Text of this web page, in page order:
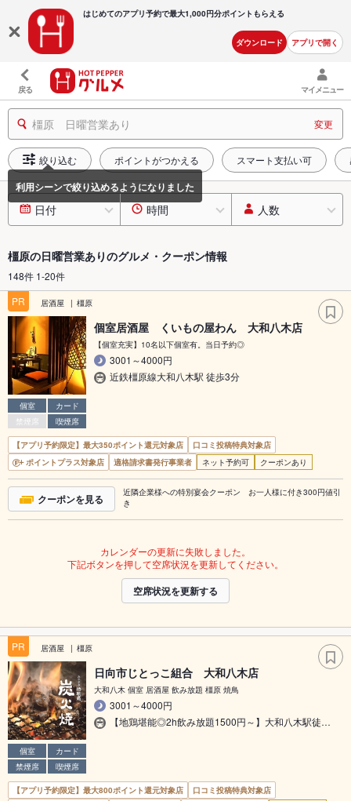
はじめてのアプリ予約で最大1,000円分ポイントもらえる
ダウンロード アプリで開く
戻る マイメニュー
橿原 日曜営業あり 変更
絞り込む ポイントがつかえる スマート支払い可
日付 時間 人数
橿原の日曜営業ありのグルメ・クーポン情報
148件 1-20件
PR
居酒屋 橿原
個室
カード
禁煙席
喫煙席
個室居酒屋 くいもの屋わん 大和八木店
【個室充実】10名以下個室有。当日予約◎
3001～4000円
近鉄橿原線大和八木駅 徒歩3分
【アプリ予約限定】最大350ポイント還元対象店
口コミ投稿特典対象店
ポイントプラス対象店
適格請求書発行事業者 ネット予約可 クーポンあり
クーポンを見る
近隣企業様への特別宴会クーポン お一人様に付き300円値引
き
カレンダーの更新に失敗しました。
下記ボタンを押して空席状況を更新してください。
空席状況を更新する
PR 居酒屋 橿原
個室
カード
禁煙席
喫煙席
日向市じとっこ組合 大和八木店
大和八木 個室 居酒屋 飲み放題 橿原 焼鳥
3001～4000円
【地鶏堪能◎2h飲み放題1500円～】大和八木駅徒…
【アプリ予約限定】最大800ポイント還元対象店
口コミ投稿特典対象店